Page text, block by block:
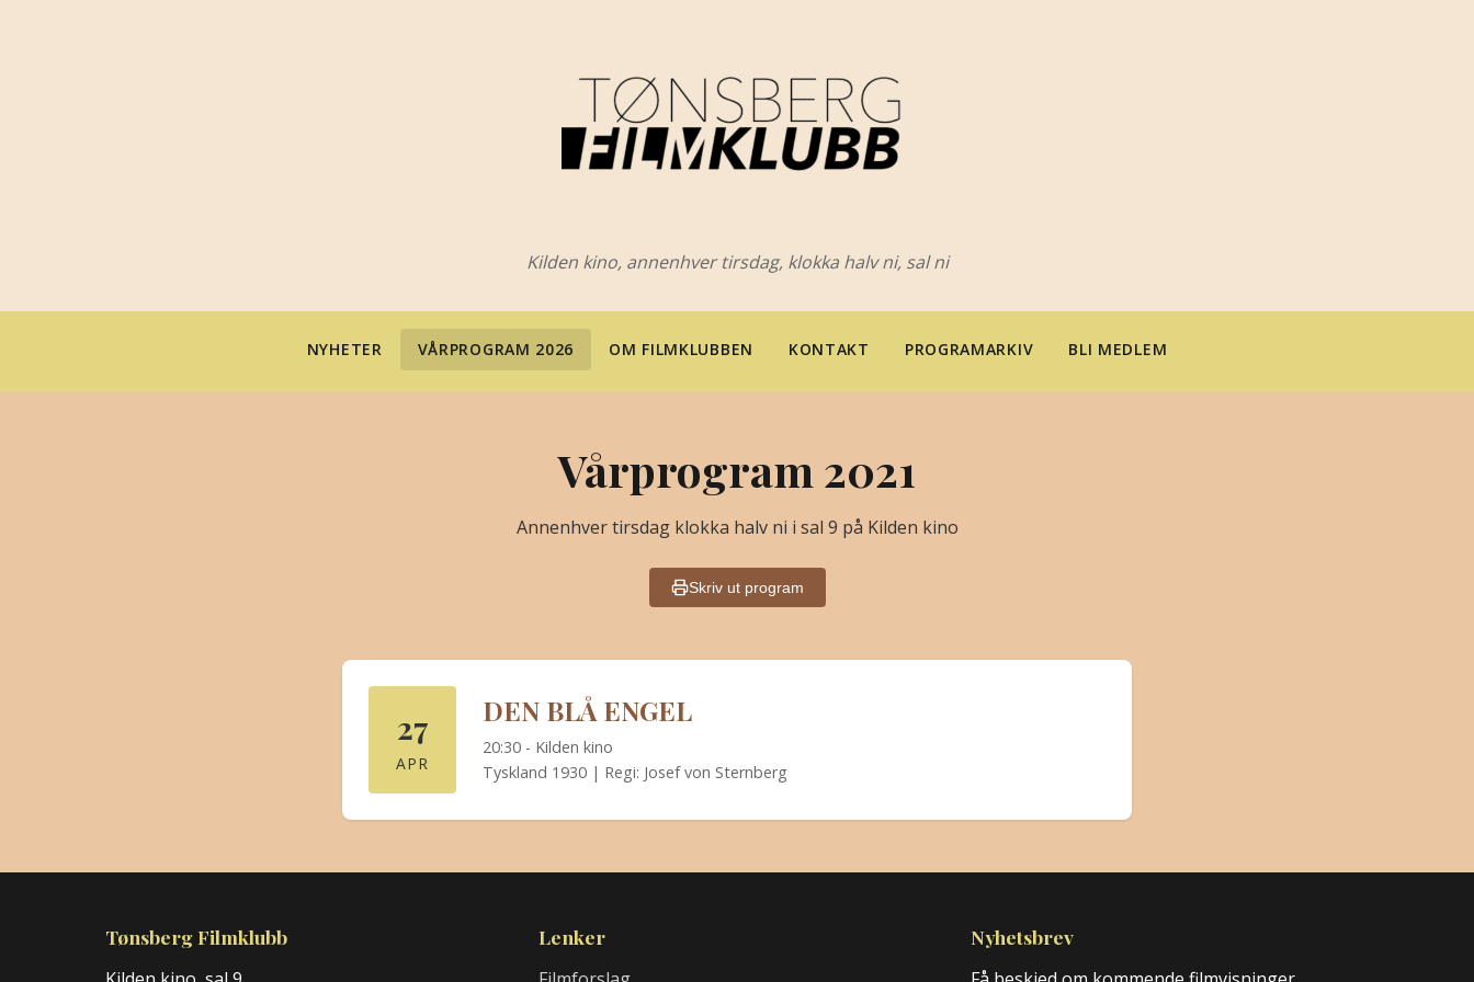
Kilden kino, annenhver tirsdag, klokka halv ni, sal ni
NYHETER VÅRPROGRAM 2026 OM FILMKLUBBEN KONTAKT PROGRAMARKIV BLI MEDLEM
Vårprogram 2021
Annenhver tirsdag klokka halv ni i sal 9 på Kilden kino
Skriv ut program
27
APR
DEN BLÅ ENGEL
20:30 - Kilden kino
Tyskland 1930 | Regi: Josef von Sternberg
Tønsberg Filmklubb Lenker Nyhetsbrev